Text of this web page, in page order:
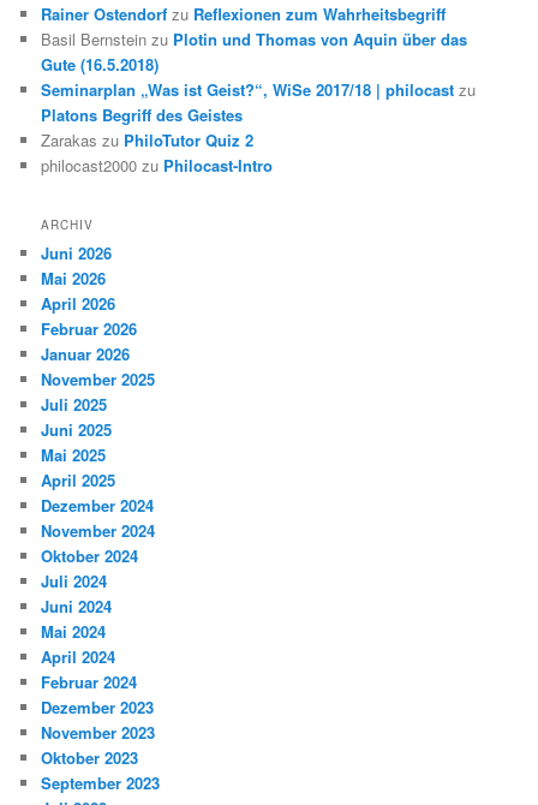
Rainer Ostendorf zu Reflexionen zum Wahrheitsbegriff
Basil Bernstein zu Plotin und Thomas von Aquin über das
Gute (16.5.2018)
Seminarplan „Was ist Geist?“, WiSe 2017/18 | philocast zu
Platons Begriff des Geistes
Zarakas zu PhiloTutor Quiz 2
philocast2000 zu Philocast-Intro
ARCHIV
Juni 2026
Mai 2026
April 2026
Februar 2026
Januar 2026
November 2025
Juli 2025
Juni 2025
Mai 2025
April 2025
Dezember 2024
November 2024
Oktober 2024
Juli 2024
Juni 2024
Mai 2024
April 2024
Februar 2024
Dezember 2023
November 2023
Oktober 2023
September 2023